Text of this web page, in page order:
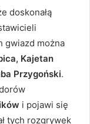
doskonałą
gwiazd można
Kajetan
Przygoński.
i pojawi się
tych rozgrywek